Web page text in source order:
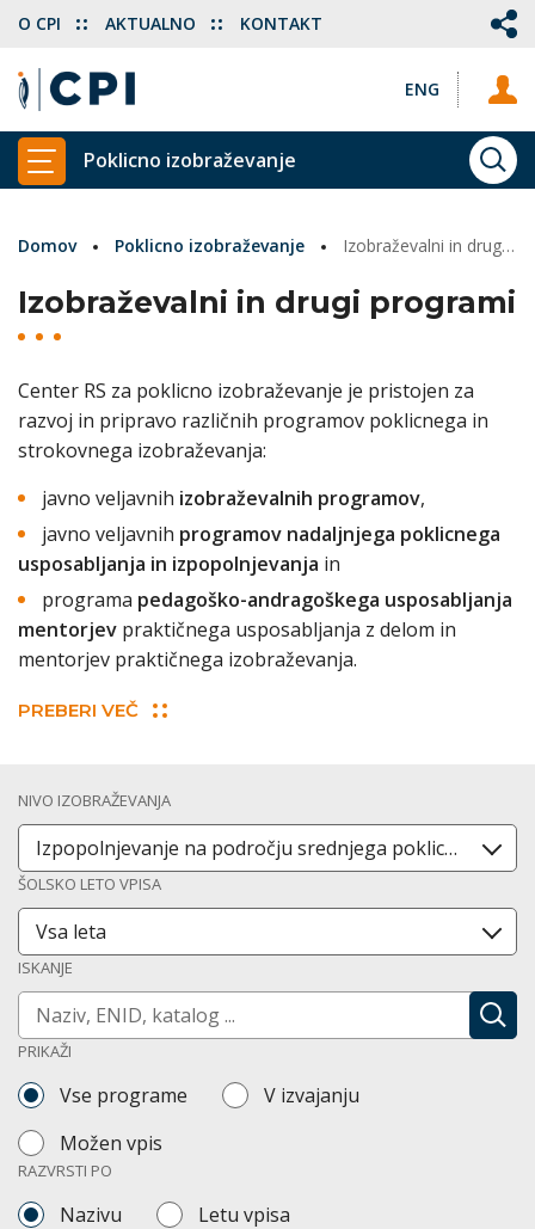
ENG
O CPI AKTUALNO KONTAKT
PRIKAŽI GLAVNI MENI
Poklicno izobraževanje
Domov Poklicno izobraževanje Izobraževalni in drugi programi
Izobraževalni in drugi programi
Center RS za poklicno izobraževanje je pristojen za
razvoj in pripravo različnih programov poklicnega in
strokovnega izobraževanja:
javno veljavnih izobraževalnih programov,
javno veljavnih programov nadaljnjega poklicnega
usposabljanja in izpopolnjevanja in
programa pedagoško-andragoškega usposabljanja
mentorjev praktičnega usposabljanja z delom in
mentorjev praktičnega izobraževanja.
PREBERI VEČ
NIVO IZOBRAŽEVANJA
Izpopolnjevanje na področju srednjega poklicnega izobraževanja
ŠOLSKO LETO VPISA
Vsa leta
ISKANJE
PRIKAŽI
Vse programe
V izvajanju
Možen vpis
RAZVRSTI PO
Nazivu
Letu vpisa